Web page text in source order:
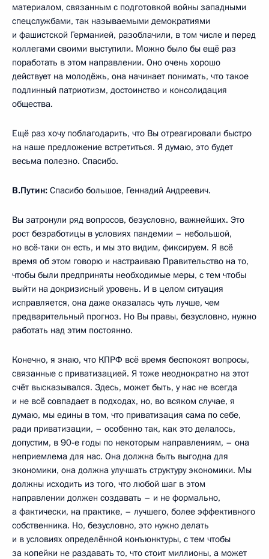
материалом, связанным с подготовкой войны западными
спецслужбами, так называемыми демократиями
и фашистской Германией, разоблачили, в том числе и перед
коллегами своими выступили. Можно было бы ещё раз
поработать в этом направлении. Оно очень хорошо
действует на молодёжь, она начинает понимать, что такое
подлинный патриотизм, достоинство и консолидация
общества.
Ещё раз хочу поблагодарить, что Вы отреагировали быстро
на наше предложение встретиться. Я думаю, это будет
весьма полезно. Спасибо.
В.Путин: Спасибо большое, Геннадий Андреевич.
Вы затронули ряд вопросов, безусловно, важнейших. Это
рост безработицы в условиях пандемии – небольшой,
но всё-таки он есть, и мы это видим, фиксируем. Я всё
время об этом говорю и настраиваю Правительство на то,
чтобы были предприняты необходимые меры, с тем чтобы
выйти на докризисный уровень. И в целом ситуация
исправляется, она даже оказалась чуть лучше, чем
предварительный прогноз. Но Вы правы, безусловно, нужно
работать над этим постоянно.
Конечно, я знаю, что КПРФ всё время беспокоят вопросы,
связанные с приватизацией. Я тоже неоднократно на этот
счёт высказывался. Здесь, может быть, у нас не всегда
и не всё совпадает в подходах, но, во всяком случае, я
думаю, мы едины в том, что приватизация сама по себе,
ради приватизации, – особенно так, как это делалось,
допустим, в 90-е годы по некоторым направлениям, – она
неприемлема для нас. Она должна быть выгодна для
экономики, она должна улучшать структуру экономики. Мы
должны исходить из того, что любой шаг в этом
направлении должен создавать – и не формально,
а фактически, на практике, – лучшего, более эффективного
собственника. Но, безусловно, это нужно делать
и в условиях определённой конъюнктуры, с тем чтобы
за копейки не раздавать то, что стоит миллионы, а может